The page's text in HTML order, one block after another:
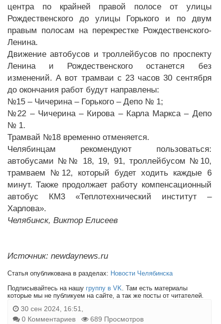
центра по крайней правой полосе от улицы
Рождественского до улицы Горького и по двум
правым полосам на перекрестке Рождественского-
Ленина.
Движение автобусов и троллейбусов по проспекту
Ленина и Рождественского останется без
изменений. А вот трамваи с 23 часов 30 сентября
до окончания работ будут направлены:
№15 – Чичерина – Горького – Депо № 1;
№22 – Чичерина – Кирова – Карла Маркса – Депо
№ 1.
Трамвай №18 временно отменяется.
Челябинцам рекомендуют пользоваться:
автобусами №№ 18, 19, 91, троллейбусом №10,
трамваем №12, который будет ходить каждые 6
минут. Также продолжает работу компенсационный
автобус КМ3 «Теплотехнический институт –
Харлова».
Челябинск, Виктор Елисеев
Источник: newdaynews.ru
Статья опубликована в разделах: Новости Челябинска
Подписывайтесь на нашу группу в VK . Там есть материалы
которые мы не публикуем на сайте, а так же посты от читателей.
30 сен 2024, 16:51,
0 Комментариев
689 Просмотров